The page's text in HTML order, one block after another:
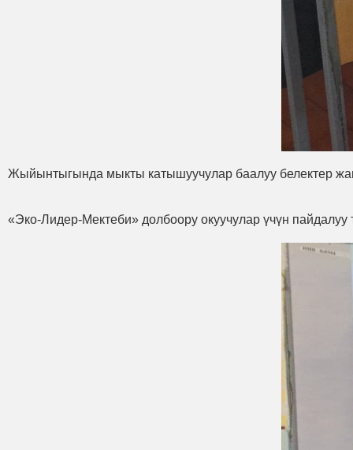
Жыйынтыгында мыкты катышуучулар баалуу белектер
«Эко-Лидер-Мектеби» долбоору окуучулар үчүн